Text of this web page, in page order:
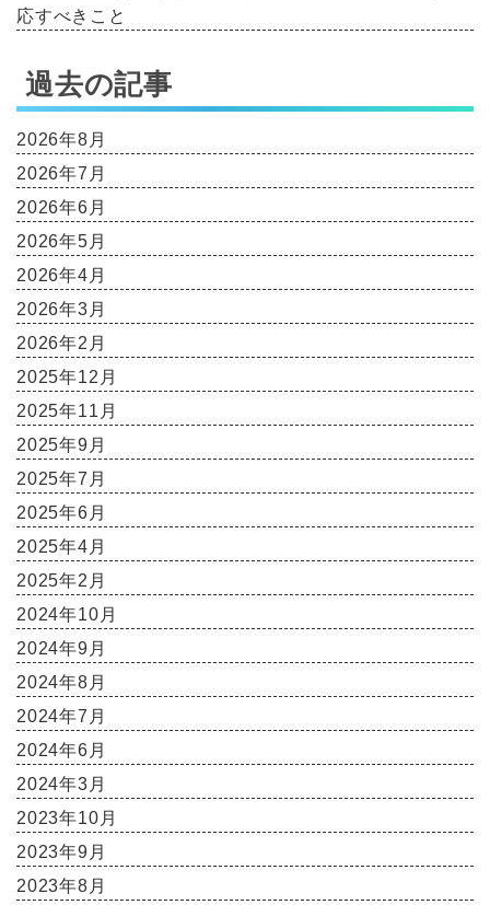
応すべきこと
過去の記事
2026年8月
2026年7月
2026年6月
2026年5月
2026年4月
2026年3月
2026年2月
2025年12月
2025年11月
2025年9月
2025年7月
2025年6月
2025年4月
2025年2月
2024年10月
2024年9月
2024年8月
2024年7月
2024年6月
2024年3月
2023年10月
2023年9月
2023年8月